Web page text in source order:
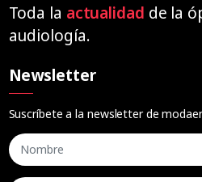
Toda la actualidad de la
audiología.
Newsletter
Suscríbete a la newsletter de